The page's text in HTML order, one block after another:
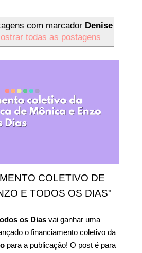
com marcador Denise
todas as postagens
COLETIVO DE
E TODOS OS DIAS"
os Dias vai ganhar uma
o financiamento coletivo da
para a publicação! O post é para